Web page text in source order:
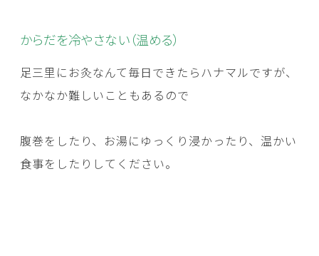
からだを冷やさない（温める）
足三里にお灸なんて毎日できたらハナマルですが、
なかなか難しいこともあるので
腹巻をしたり、お湯にゆっくり浸かったり、温かい
食事をしたりしてください。